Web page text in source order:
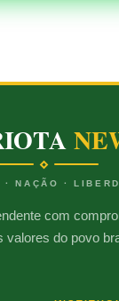
· NAÇÃO ·
com
valores do povo